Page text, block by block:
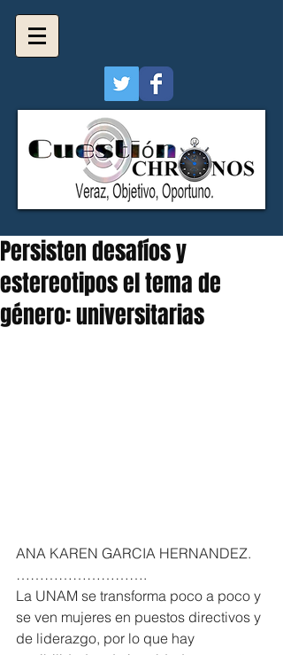
Persisten desafíos y
estereotipos el tema de
género: universitarias
ANA KAREN GARCIA HERNANDEZ.
……………………….
La UNAM se transforma poco a poco y
se ven mujeres en puestos directivos y
de liderazgo, por lo que hay